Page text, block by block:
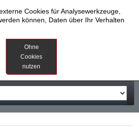
Cookies für Analysewerkzeuge,
können, Daten über Ihr Verhalten
Ohne
Cookies
nutzen